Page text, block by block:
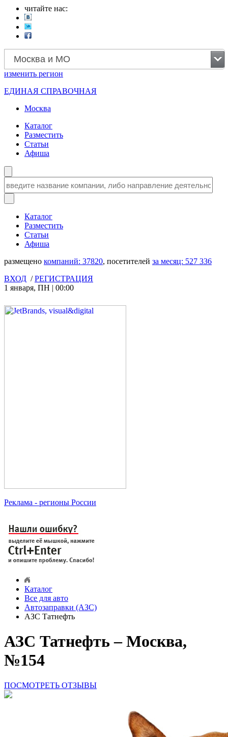
читайте нас:
Москва и МО
изменить регион
ЕДИНАЯ СПРАВОЧНАЯ
Москва
Каталог
Разместить
Статьи
Афиша
Каталог
Разместить
Статьи
Афиша
размещено компаний: 37820, посетителей за месяц: 527 336
ВХОД /РЕГИСТРАЦИЯ
1 января, ПН | 00:00
Реклама - регионы России
Каталог
Все для авто
Автозаправки (АЗС)
АЗС Татнефть
АЗС Татнефть – Москва,
№154
ПОСМОТРЕТЬ ОТЗЫВЫ